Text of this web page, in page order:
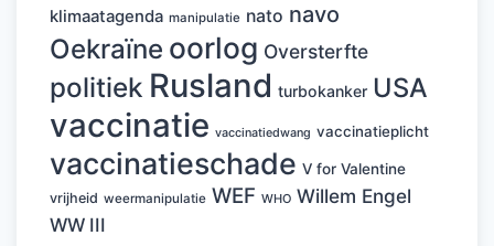
klimaatagenda manipulatie nato navo
Oekraïne oorlog Oversterfte
politiek Rusland turbokanker USA
vaccinatie vaccinatiedwang vaccinatieplicht
vaccinatieschade V for Valentine
vrijheid weermanipulatie WEF WHO Willem Engel
WW III